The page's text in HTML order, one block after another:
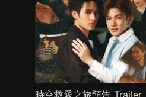
時空救愛之旅預告 Trailer